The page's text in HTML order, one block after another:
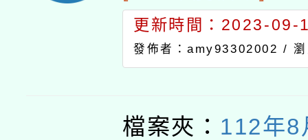
更新時間：2023-09-
發佈者：amy93302002 /
檔案夾： 112年8